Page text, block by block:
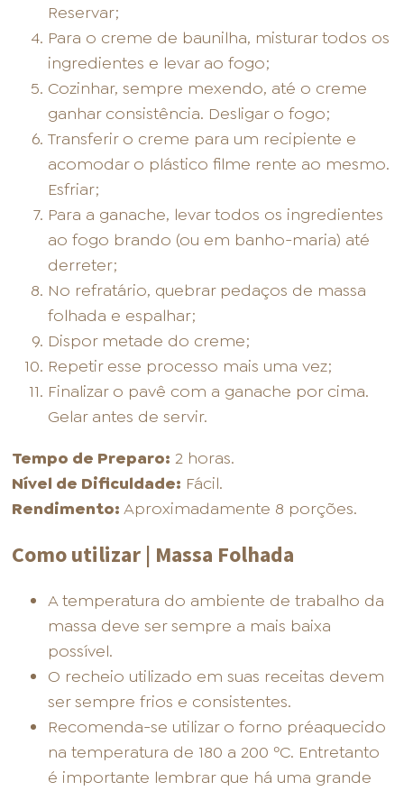
Reservar;
Para o creme de baunilha, misturar todos os
ingredientes e levar ao fogo;
Cozinhar, sempre mexendo, até o creme
ganhar consistência. Desligar o fogo;
Transferir o creme para um recipiente e
acomodar o plástico filme rente ao mesmo.
Esfriar;
Para a ganache, levar todos os ingredientes
ao fogo brando (ou em banho-maria) até
derreter;
No refratário, quebrar pedaços de massa
folhada e espalhar;
Dispor metade do creme;
Repetir esse processo mais uma vez;
Finalizar o pavê com a ganache por cima.
Gelar antes de servir.
Tempo de Preparo: 2 horas.
Nível de Dificuldade: Fácil.
Rendimento: Aproximadamente 8 porções.
Como utilizar | Massa Folhada
A temperatura do ambiente de trabalho da
massa deve ser sempre a mais baixa
possível.
O recheio utilizado em suas receitas devem
ser sempre frios e consistentes.
Recomenda-se utilizar o forno préaquecido
na temperatura de 180 a 200 ºC. Entretanto
é importante lembrar que há uma grande